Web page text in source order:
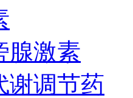
腺激素
谢调节药